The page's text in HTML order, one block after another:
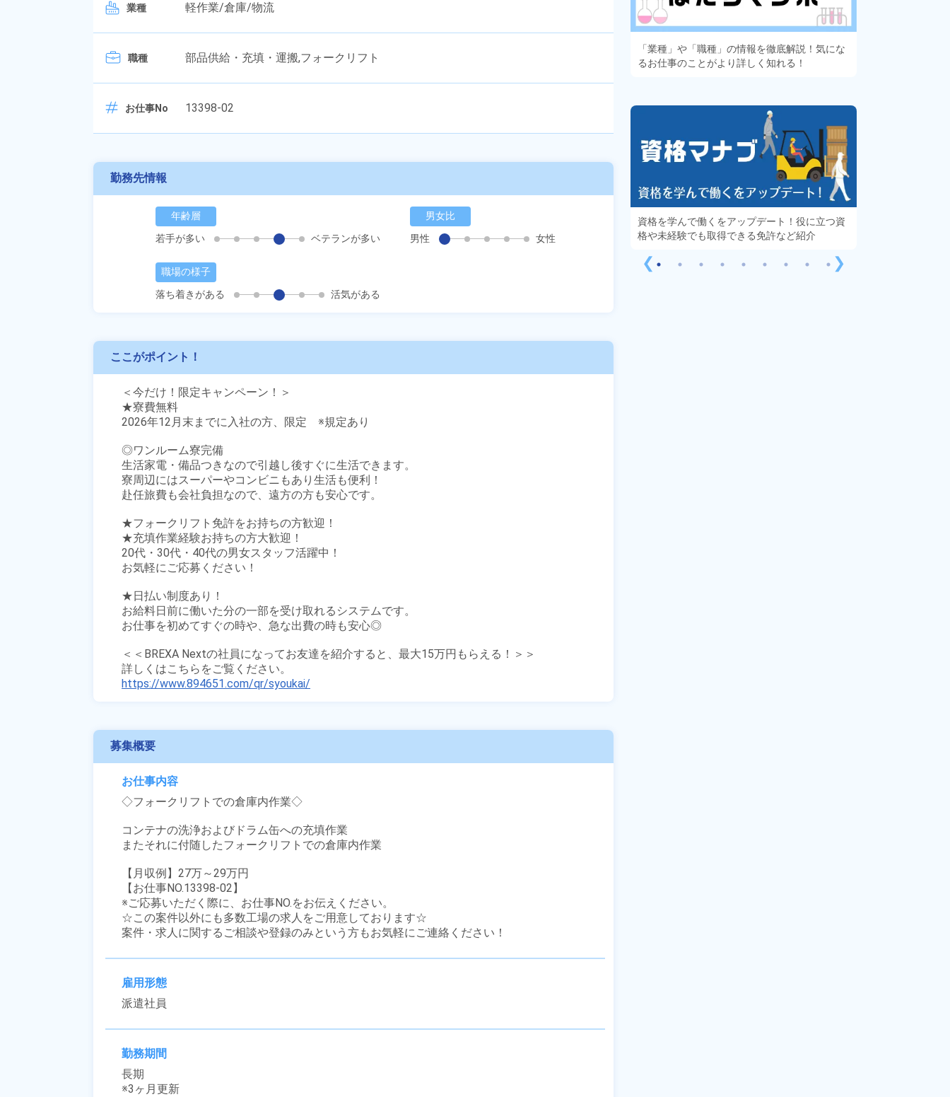
業種 軽作業/倉庫/物流
職種 部品供給・充填・運搬,フォークリフト
お仕事No 13398-02
勤務先情報
年齢層
若手が多い
ベテランが多い
男女比
男性
女性
職場の様子
落ち着きがある
活気がある
ここがポイント！
＜今だけ！限定キャンペーン！＞
★寮費無料
2026年12月末までに入社の方、限定　※規定あり
◎ワンルーム寮完備
生活家電・備品つきなので引越し後すぐに生活できます。
寮周辺にはスーパーやコンビニもあり生活も便利！
赴任旅費も会社負担なので、遠方の方も安心です。
★フォークリフト免許をお持ちの方歓迎！
★充填作業経験お持ちの方大歓迎！
20代・30代・40代の男女スタッフ活躍中！
お気軽にご応募ください！
★日払い制度あり！
お給料日前に働いた分の一部を受け取れるシステムです。
お仕事を初めてすぐの時や、急な出費の時も安心◎
＜＜BREXA Nextの社員になってお友達を紹介すると、最大15万円もらえる！＞＞
https://www.894651.com/qr/syoukai/
募集概要
お仕事内容
◇フォークリフトでの倉庫内作業◇
コンテナの洗浄およびドラム缶への充填作業
またそれに付随したフォークリフトでの倉庫内作業
【月収例】27万～29万円
【お仕事NO.13398-02】
※ご応募いただく際に、お仕事NO.をお伝えください。
☆この案件以外にも多数工場の求人をご用意しております☆
案件・求人に関するご相談や登録のみという方もお気軽にご連絡ください！
雇用形態
派遣社員
勤務期間
長期
※3ヶ月更新
「業種」や「職種」の情報を徹底解説！気にな
るお仕事のことがより詳しく知れる！
❮
あるモノに魅了され続け気がつけばマニア
に！？ディープな世界にあなたもきっとハマる
資格を学んで働くをアップデート！役に立つ資
格や未経験でも取得できる免許など紹介
❯